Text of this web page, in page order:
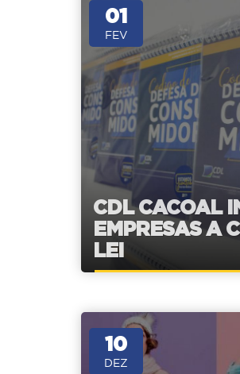
01
FEV
CDL CACOAL
EMPRESAS A
LEI
10
DEZ